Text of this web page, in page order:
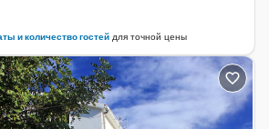
и количество гостейдля точной цены